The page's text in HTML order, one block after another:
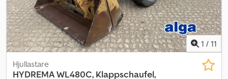
1 / 11
Hjullastare
HYDREMAWL480C, Klappschaufel,